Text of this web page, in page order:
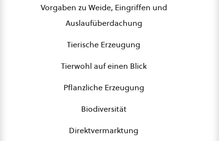
Vorgaben zu Weide, Eingriffen und
Auslaufüberdachung
Tierische Erzeugung
Tierwohl auf einen Blick
Pflanzliche Erzeugung
Biodiversität
Direktvermarktung